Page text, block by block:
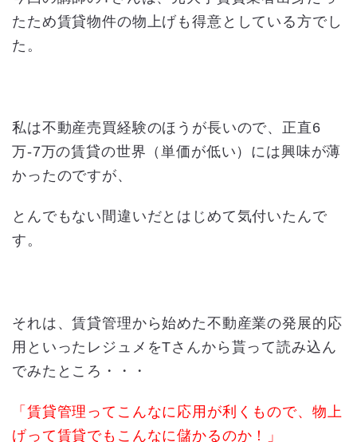
たため賃貸物件の物上げも得意としている方でし
た。
私は不動産売買経験のほうが長いので、正直6
万-7万の賃貸の世界（単価が低い）には興味が薄
かったのですが、
とんでもない間違いだとはじめて気付いたんで
す。
それは、賃貸管理から始めた不動産業の発展的応
用といったレジュメをTさんから貰って読み込ん
でみたところ・・・
「賃貸管理ってこんなに応用が利くもので、物上
げって賃貸でもこんなに儲かるのか！」